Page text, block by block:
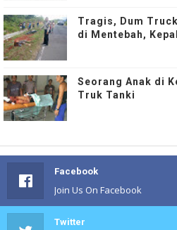
Tragis, Dum
di Mentebah,
Seorang Anak di
Truk Tanki
Facebook
Join Us On Facebook
Twitter